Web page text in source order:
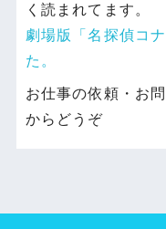
く読まれてます。
劇場版「名探偵コ
た。
お仕事の依頼・お
からどうぞ